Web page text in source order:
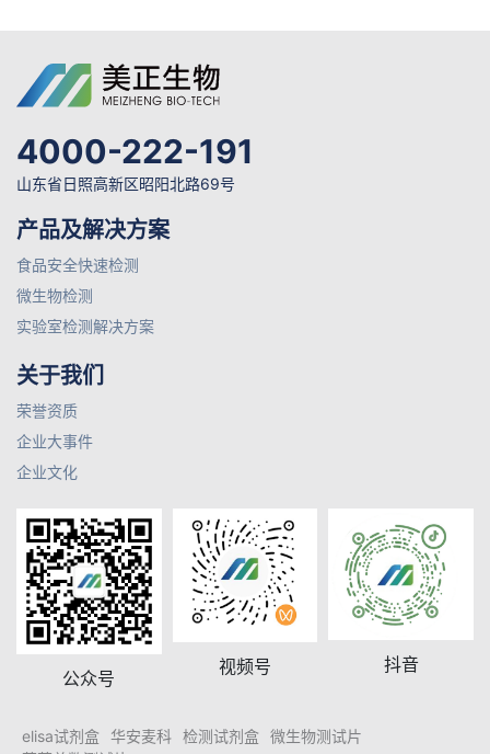
4000-222-191
山东省日照高新区昭阳北路69号
产品及解决方案
食品安全快速检测
微生物检测
实验室检测解决方案
关于我们
荣誉资质
企业大事件
企业文化
公众号
视频号 抖音
elisa试剂盒 华安麦科 检测试剂盒
微生物测试片